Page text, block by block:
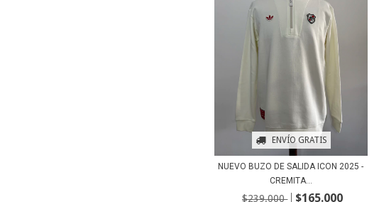
ENVÍO GRATIS
NUEVO BUZO DE SALIDA ICON 2025 -
CREMITA...
$239.000 $165.000